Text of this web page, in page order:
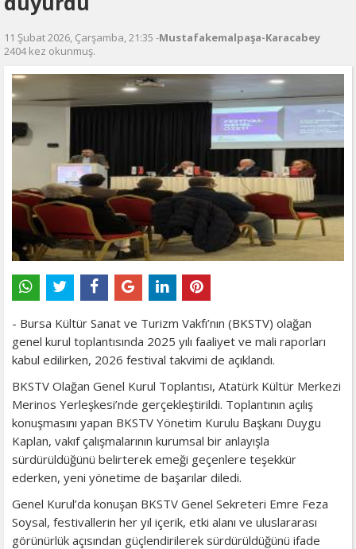
11 Şubat 2026, Çarşamba, 21:35 -Mustafakemalpaşa-Karacabey
2404 kez okunmuş.
- Bursa Kültür Sanat ve Turizm Vakfı’nın (BKSTV) olağan
genel kurul toplantısında 2025 yılı faaliyet ve mali raporları
kabul edilirken, 2026 festival takvimi de açıklandı.
BKSTV Olağan Genel Kurul Toplantısı, Atatürk Kültür Merkezi
Merinos Yerleşkesi’nde gerçekleştirildi. Toplantının açılış
konuşmasını yapan BKSTV Yönetim Kurulu Başkanı Duygu
Kaplan, vakıf çalışmalarının kurumsal bir anlayışla
sürdürüldüğünü belirterek emeği geçenlere teşekkür
ederken, yeni yönetime de başarılar diledi.
Genel Kurul’da konuşan BKSTV Genel Sekreteri Emre Feza
Soysal, festivallerin her yıl içerik, etki alanı ve uluslararası
görünürlük açısından güçlendirilerek sürdürüldüğünü ifade